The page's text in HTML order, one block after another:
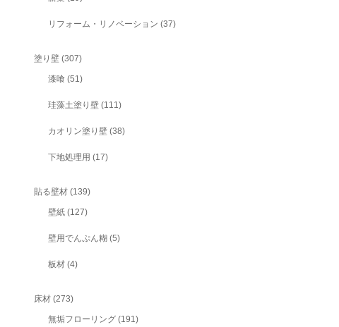
リフォーム・リノベーション (37)
塗り壁 (307)
漆喰 (51)
珪藻土塗り壁 (111)
カオリン塗り壁 (38)
下地処理用 (17)
貼る壁材 (139)
壁紙 (127)
壁用でんぷん糊 (5)
板材 (4)
床材 (273)
無垢フローリング (191)